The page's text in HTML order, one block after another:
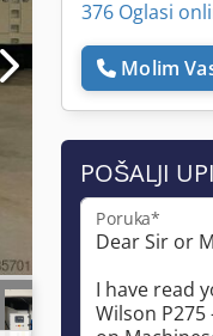
376 Oglasi
Molim
POŠALJI
Poruka*